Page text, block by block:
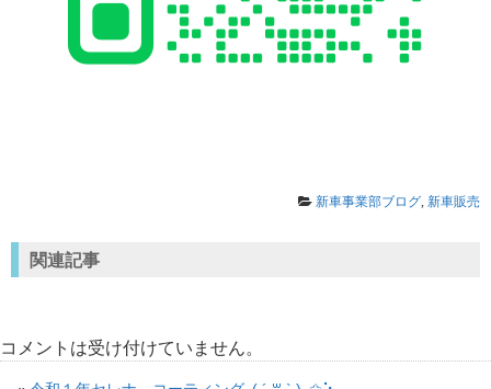
新車事業部ブログ 新車販売
関連記事
コメントは受け付けていません。